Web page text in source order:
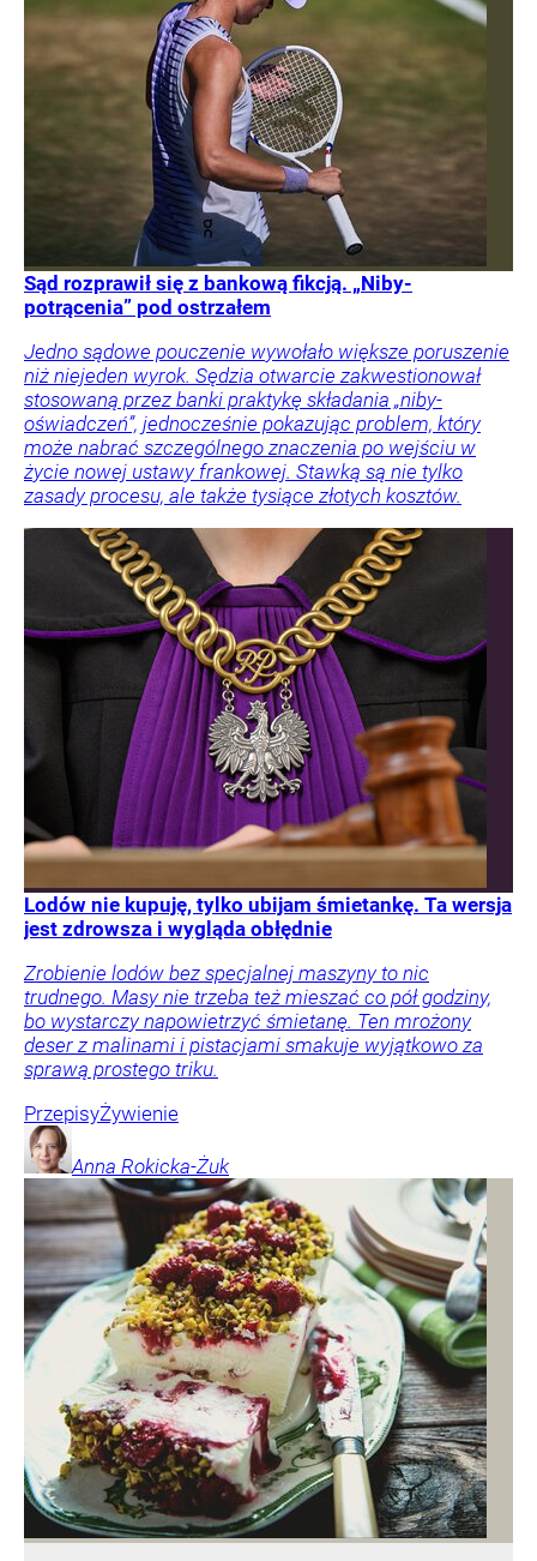
Sąd rozprawił się z bankową fikcją. „Niby-
potrącenia” pod ostrzałem
Jedno sądowe pouczenie wywołało większe poruszenie
niż niejeden wyrok. Sędzia otwarcie zakwestionował
stosowaną przez banki praktykę składania „niby-
oświadczeń”, jednocześnie pokazując problem, który
może nabrać szczególnego znaczenia po wejściu w
życie nowej ustawy frankowej. Stawką są nie tylko
zasady procesu, ale także tysiące złotych kosztów.
Lodów nie kupuję, tylko ubijam śmietankę. Ta wersja
jest zdrowsza i wygląda obłędnie
Zrobienie lodów bez specjalnej maszyny to nic
trudnego. Masy nie trzeba też mieszać co pół godziny,
bo wystarczy napowietrzyć śmietanę. Ten mrożony
deser z malinami i pistacjami smakuje wyjątkowo za
sprawą prostego triku.
PrzepisyŻywienie
Anna Rokicka-Żuk